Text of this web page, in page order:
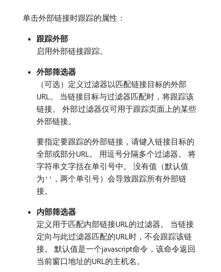
单击外部链接时跟踪的属性：
跟踪外部
启用外部链接跟踪。
外部筛选器
（可选）定义过滤器以匹配链接目标的外部
URL。 当链接目标与过滤器匹配时，将跟踪该
链接。 外部过滤器仅可用于跟踪页面上的某些
外部链接。
要指定要跟踪的外部链接，请键入链接目标的
全部或部分URL。 用逗号分隔多个过滤器。 将
字符串文字括在单引号中。 没有值（默认值
为 ''
，两个单引号）会导致跟踪所有外部链
接。
内部筛选器
定义用于匹配内部链接URL的过滤器。 当链接
定向与此过滤器匹配的URL时，不会跟踪该链
接。 默认值是一个javascript命令，该命令返回
当前窗口地址的URL的主机名。